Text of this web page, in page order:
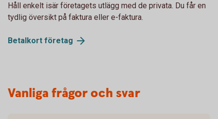
Håll enkelt isär företagets utlägg med de privata. Du får en
tydlig översikt på faktura eller e-faktura.
Betalkort företag
Vanliga frågor och svar